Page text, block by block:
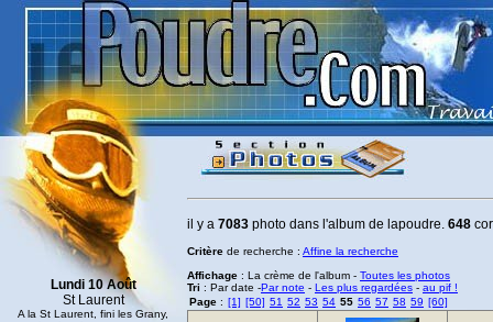
Lundi 10 Août
St Laurent
A la St Laurent, fini les Grany,
il y a 7083 photo dans l'album de lapoudre. 648
Critère de recherche : Affine la recherche
Affichage : La crème de l'album - Toutes les photos
Tri : Par date -Par note - Les plus regardées - au pif !
Page : [1] [50] 51 52 53 54 55 56 57 58 59 [60]